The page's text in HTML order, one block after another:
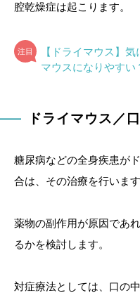
腔乾燥症は起こります。
【ドライマウス】
マウスになりやすい
ドライマウス／
糖尿病などの全身疾患が
合は、その治療を行います
薬物の副作用が原因であ
るかを検討します。
対症療法としては、口の